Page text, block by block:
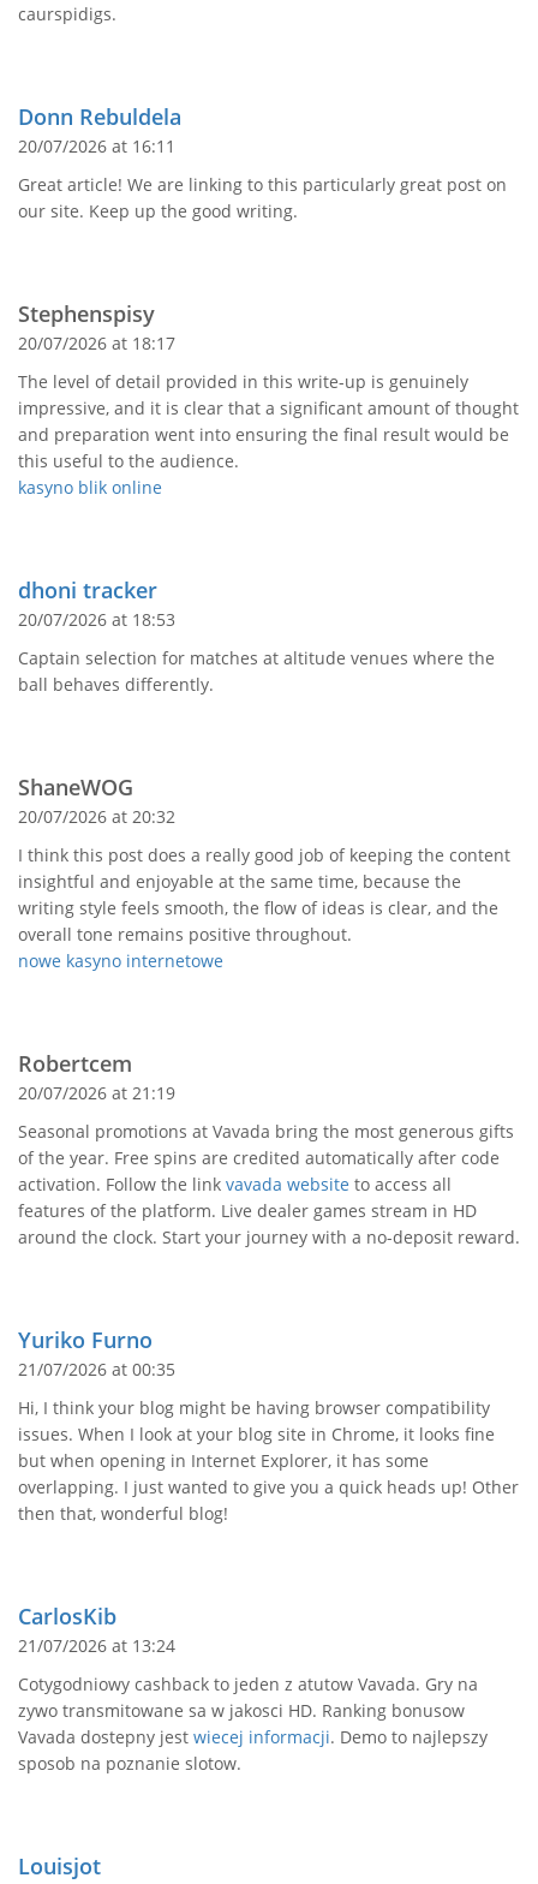
caurspidigs.
Donn Rebuldela
20/07/2026 at 16:11
Great article! We are linking to this particularly great post on
our site. Keep up the good writing.
Stephenspisy
20/07/2026 at 18:17
The level of detail provided in this write-up is genuinely
impressive, and it is clear that a significant amount of thought
and preparation went into ensuring the final result would be
this useful to the audience.
kasyno blik online
dhoni tracker
20/07/2026 at 18:53
Captain selection for matches at altitude venues where the
ball behaves differently.
ShaneWOG
20/07/2026 at 20:32
I think this post does a really good job of keeping the content
insightful and enjoyable at the same time, because the
writing style feels smooth, the flow of ideas is clear, and the
overall tone remains positive throughout.
nowe kasyno internetowe
Robertcem
20/07/2026 at 21:19
Seasonal promotions at Vavada bring the most generous gifts
of the year. Free spins are credited automatically after code
activation. Follow the link vavada website to access all
features of the platform. Live dealer games stream in HD
around the clock. Start your journey with a no-deposit reward.
Yuriko Furno
21/07/2026 at 00:35
Hi, I think your blog might be having browser compatibility
issues. When I look at your blog site in Chrome, it looks fine
but when opening in Internet Explorer, it has some
overlapping. I just wanted to give you a quick heads up! Other
then that, wonderful blog!
CarlosKib
21/07/2026 at 13:24
Cotygodniowy cashback to jeden z atutow Vavada. Gry na
zywo transmitowane sa w jakosci HD. Ranking bonusow
Vavada dostepny jest wiecej informacji. Demo to najlepszy
sposob na poznanie slotow.
Louisjot